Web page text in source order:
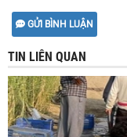
GỬI BÌNH LUẬN
TIN LIÊN QUAN